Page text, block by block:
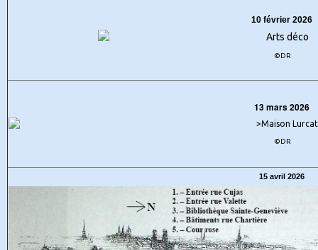
10 février 2026
©DR
13 mars 2026
©DR
15 avril 2026